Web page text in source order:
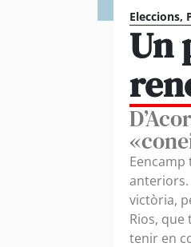
Eleccions,
Un
anteriors.
victòria,
Rios, que
tenir en